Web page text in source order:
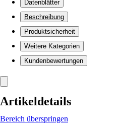
Datenblätter
Beschreibung
Produktsicherheit
Weitere Kategorien
Kundenbewertungen
Artikeldetails
Bereich überspringen